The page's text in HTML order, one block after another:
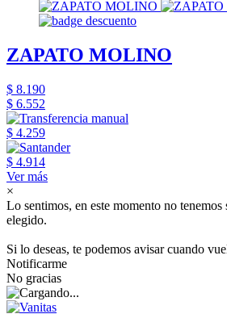
ZAPATO MOLINO
$ 8.190
$ 6.552
$ 4.259
$ 4.914
Ver más
×
Lo sentimos, en este momento no
elegido.
Si lo deseas, te podemos avisar cuando
Notificarme
No gracias